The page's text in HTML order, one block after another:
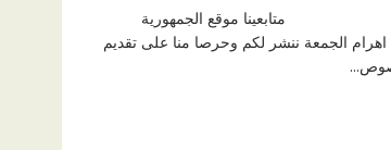
متابعينا موقع الجمهورية
الجمعة ننشر لكم وحرصا منا على تقديم